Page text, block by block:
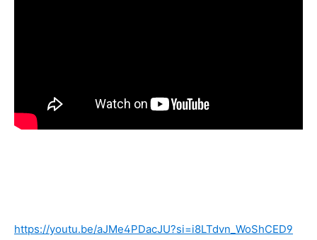
https://youtu.be/aJMe4PDacJU?si=i8LTdvn_WoShCED9